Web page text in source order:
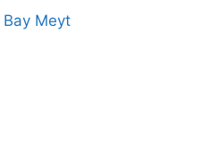
Bay Meyt